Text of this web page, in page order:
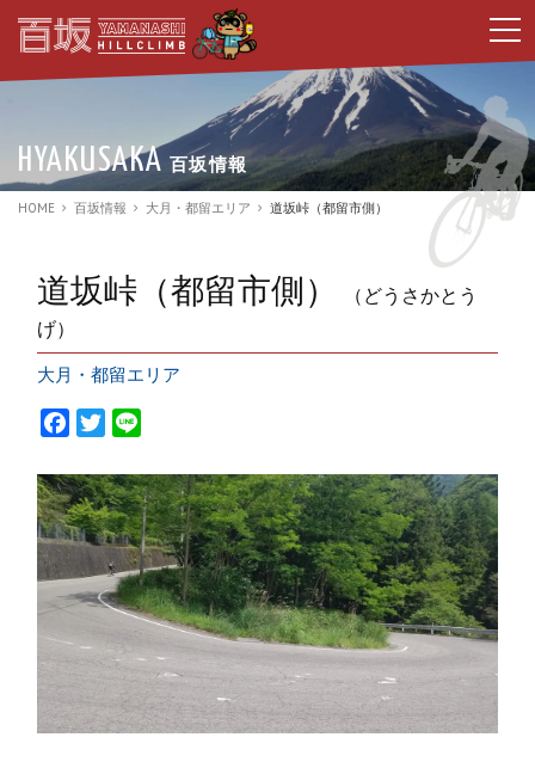
t
o
g
l
e
a
v
i
g
HYAKUSAKA 百坂情報
HOME 百坂情報 大月・都留エリア 道坂峠（都留市側）
道坂峠（都留市側）
（どうさかとう
げ）
大月・都留エリア
F
c
e
b
o
T
i
t
t
e
r
n
e